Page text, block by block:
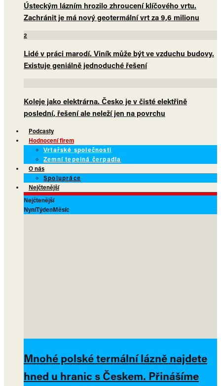
Ústeckým lázním hrozilo zhroucení klíčového vrtu.
Zachránit je má nový geotermální vrt za 9,6 milionu
2
Lidé v práci marodí. Viník může být ve vzduchu budovy.
Existuje geniálně jednoduché řešení
Koleje jako elektrárna. Česko je v čisté elektřině
poslední, řešení ale neleží jen na povrchu
Podcasty
Hodnocení firem
Vrtařské společnosti
Zemní tepelná čerpadla
O nás
Spolupráce
Nejčtenější
Nejčtenější
NyníTýdenMěsíc
Mnohé polské termální lázně najdete
hned u hranic s Českem. Přinášíme